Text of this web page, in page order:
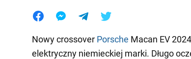
Nowy crossover Porsche Macan EV
elektryczny niemieckiej marki. Długo